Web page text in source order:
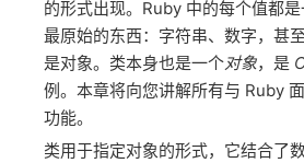
的形式出现。Ruby 中的每个值都
最原始的东西：字符串、数字，甚
是对象。类本身也是一个对象，是
例。本章将向您讲解所有与 Ruby
功能。
类用于指定对象的形式，它结合了